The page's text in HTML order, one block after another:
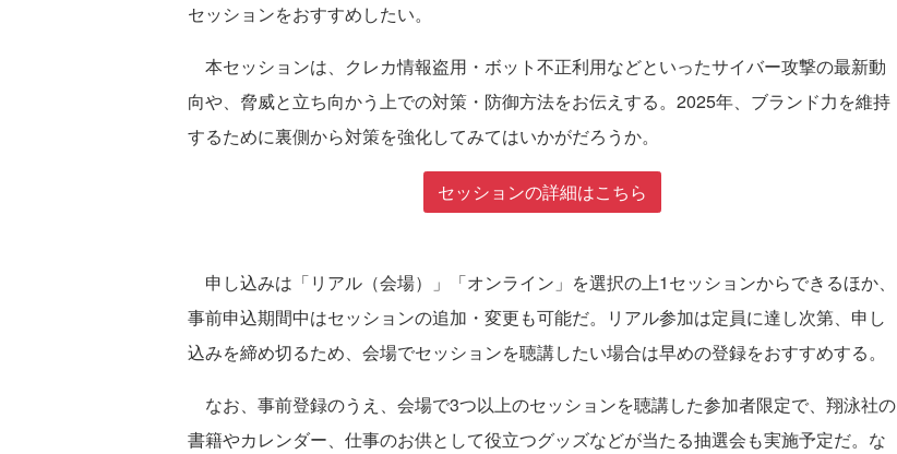
セッションをおすすめしたい。
本セッションは、クレカ情報盗用・ボット不正利用などといったサイバー攻撃の最新動
向や、脅威と立ち向かう上での対策・防御方法をお伝えする。2025年、ブランド力を維持
するために裏側から対策を強化してみてはいかがだろうか。
セッションの詳細はこちら
申し込みは「リアル（会場）」「オンライン」を選択の上1セッションからできるほか、
事前申込期間中はセッションの追加・変更も可能だ。リアル参加は定員に達し次第、申し
込みを締め切るため、会場でセッションを聴講したい場合は早めの登録をおすすめする。
なお、事前登録のうえ、会場で3つ以上のセッションを聴講した参加者限定で、翔泳社の
書籍やカレンダー、仕事のお供として役立つグッズなどが当たる抽選会も実施予定だ。な